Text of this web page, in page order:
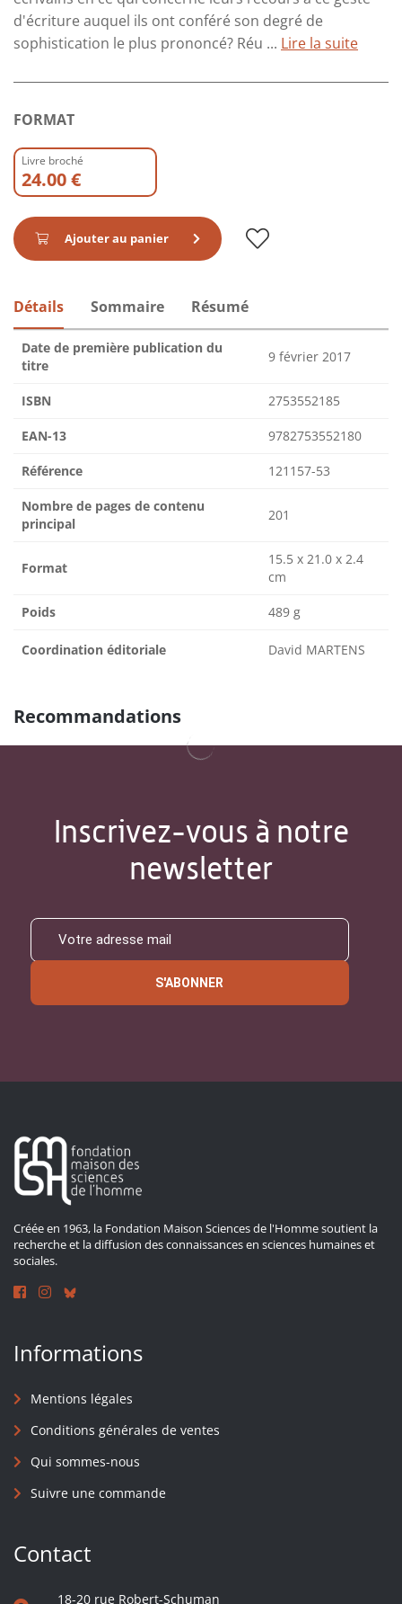
d'écriture auquel ils ont conféré son degré de
sophistication le plus prononcé? Réu ... Lire la suite
FORMAT
Livre broché
24.00 €
Ajouter au panier
Détails Sommaire Résumé
Date de première publication du
titre
9 février 2017
ISBN 2753552185
EAN-13 9782753552180
Référence 121157-53
Nombre de pages de contenu
principal
201
Format
15.5 x 21.0 x 2.4
cm
Poids 489 g
Coordination éditoriale David MARTENS
Recommandations
Inscrivez-vous à notre
newsletter
S'ABONNER
Créée en 1963, la Fondation Maison Sciences de l'Homme soutient la
recherche et la diffusion des connaissances en sciences humaines et
sociales.
Informations
Mentions légales
Conditions générales de ventes
Qui sommes-nous
Suivre une commande
Contact
18-20 rue Robert-Schuman